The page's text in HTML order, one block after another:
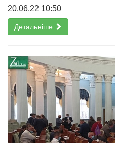
20.06.22 10:50
Детальніше